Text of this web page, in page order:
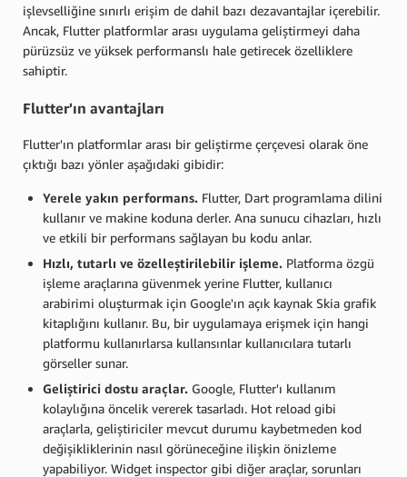
işlevselliğine sınırlı erişim de dahil bazı dezavantajlar içerebilir.
Ancak, Flutter platformlar arası uygulama geliştirmeyi daha
pürüzsüz ve yüksek performanslı hale getirecek özelliklere
sahiptir.
Flutter'ın avantajları
Flutter'ın platformlar arası bir geliştirme çerçevesi olarak öne
çıktığı bazı yönler aşağıdaki gibidir:
Yerele yakın performans. Flutter, Dart programlama dilini
kullanır ve makine koduna derler. Ana sunucu cihazları, hızlı
ve etkili bir performans sağlayan bu kodu anlar.
Hızlı, tutarlı ve özelleştirilebilir işleme. Platforma özgü
işleme araçlarına güvenmek yerine Flutter, kullanıcı
arabirimi oluşturmak için Google'ın açık kaynak Skia grafik
kitaplığını kullanır. Bu, bir uygulamaya erişmek için hangi
platformu kullanırlarsa kullansınlar kullanıcılara tutarlı
görseller sunar.
Geliştirici dostu araçlar. Google, Flutter'ı kullanım
kolaylığına öncelik vererek tasarladı. Hot reload gibi
araçlarla, geliştiriciler mevcut durumu kaybetmeden kod
değişikliklerinin nasıl görüneceğine ilişkin önizleme
yapabiliyor. Widget inspector gibi diğer araçlar, sorunları